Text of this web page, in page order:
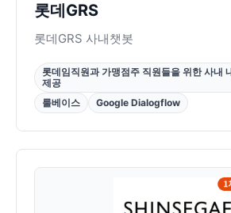
롯데GRS
롯데GRS 사내챗봇
롯데임직원과 가맹점주 직원들을 위한 사내
제공
룰베이스
Google Dialogflow